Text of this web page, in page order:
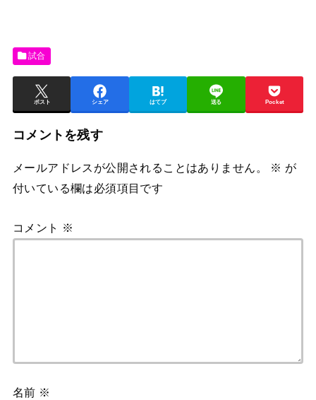
試合
ポスト シェア はてブ 送る Pocket
コメントを残す
メールアドレスが公開されることはありません。 ※ が
付いている欄は必須項目です
コメント ※
名前 ※